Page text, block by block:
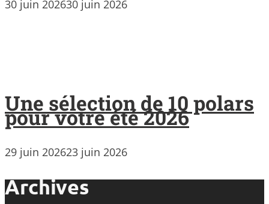
30 juin 202630 juin 2026
Une sélection de 10 polars
pour votre été 2026
29 juin 202623 juin 2026
Archives